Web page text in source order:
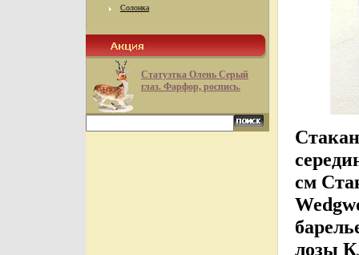
Солонка
Статуэтка Олень Серый
глаз. Фарфор, роспись.
см
лозы